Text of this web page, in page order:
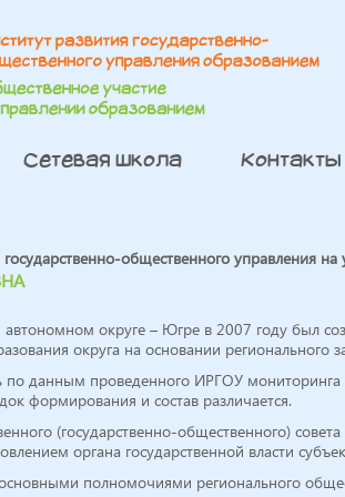
Сетевая школа Контакты
общественного управления
округе – Югре в 2007 году был
округа на основании регионального
по данным проведенного ИРГОУ
формирования и состав различается.
(государственно-общественного)
органа государственной власти
полномочиями регионального